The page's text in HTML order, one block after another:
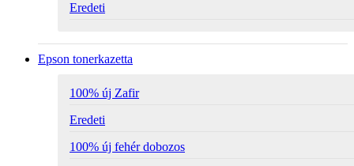
Eredeti
Epson tonerkazetta
100% új Zafir
Eredeti
100% új fehér dobozos